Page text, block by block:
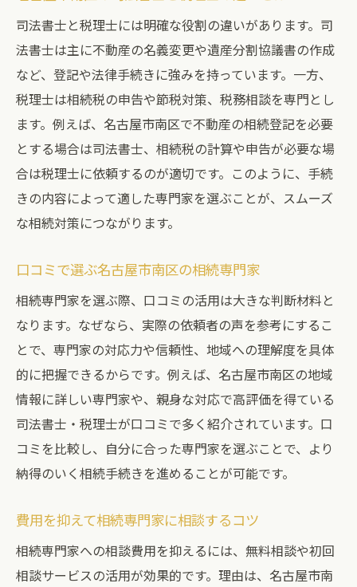
司法書士と税理士には明確な役割の違いがあります。司
法書士は主に不動産の名義変更や遺産分割協議書の作成
など、登記や法律手続きに強みを持っています。一方、
税理士は相続税の申告や節税対策、税務相談を専門とし
ます。例えば、名古屋市南区で不動産の相続登記を必要
とする場合は司法書士、相続税の計算や申告が必要な場
合は税理士に依頼するのが適切です。このように、手続
きの内容によって適した専門家を選ぶことが、スムーズ
な相続対策につながります。
口コミで選ぶ名古屋市南区の相続専門家
相続専門家を選ぶ際、口コミの活用は大きな判断材料と
なります。なぜなら、実際の依頼者の声を参考にするこ
とで、専門家の対応力や信頼性、地域への理解度を具体
的に把握できるからです。例えば、名古屋市南区の地域
情報に詳しい専門家や、親身な対応で高評価を得ている
司法書士・税理士が口コミで多く紹介されています。口
コミを比較し、自分に合った専門家を選ぶことで、より
納得のいく相続手続きを進めることが可能です。
費用を抑えて相続専門家に相談するコツ
相続専門家への相談費用を抑えるには、無料相談や初回
相談サービスの活用が効果的です。理由は、名古屋市南